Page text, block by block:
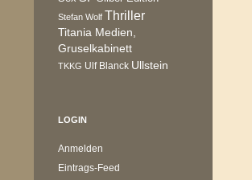
Stefan Wolf Thriller
Titania Medien,
Gruselkabinett
TKKG Ulf Blanck Ullstein
LOGIN
Anmelden
Eintrags-Feed